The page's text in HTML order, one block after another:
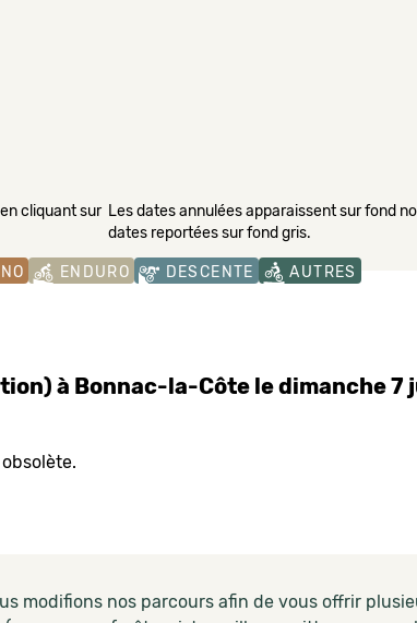
cliquant sur Les dates annulées apparaissent sur fond
dates reportées sur fond gris.
ENDURO DESCENTE AUTRES
à Bonnac-la-Côte le dimanche 7
modifions nos parcours afin de vous offrir